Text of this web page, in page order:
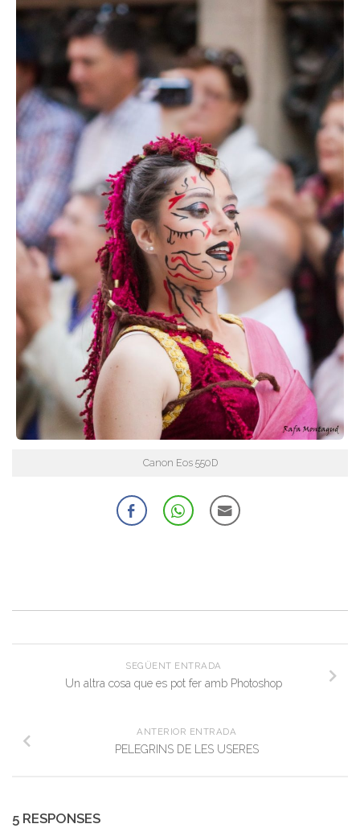
Canon Eos 550D
SEGÜENT ENTRADA
Un altra cosa que es pot fer amb Photoshop
ANTERIOR ENTRADA
PELEGRINS DE LES USERES
5 RESPONSES